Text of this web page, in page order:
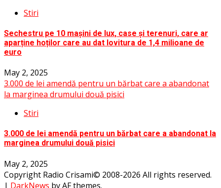
Stiri
Sechestru pe 10 mașini de lux, case și terenuri, care ar
aparține hoților care au dat lovitura de 1,4 milioane de
euro
May 2, 2025
3.000 de lei amendă pentru un bărbat care a abandonat
la marginea drumului două pisici
Stiri
3.000 de lei amendă pentru un bărbat care a abandonat la
marginea drumului două pisici
May 2, 2025
Copyright Radio Crisami© 2008-2026 All rights reserved.
| DarkNews by AF themes.